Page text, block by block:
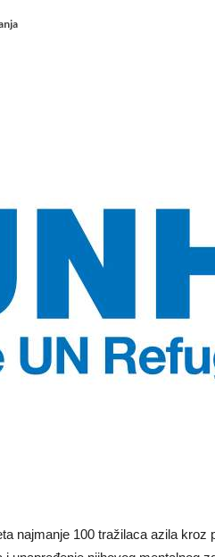
najmanje 100 tražilaca azila kroz